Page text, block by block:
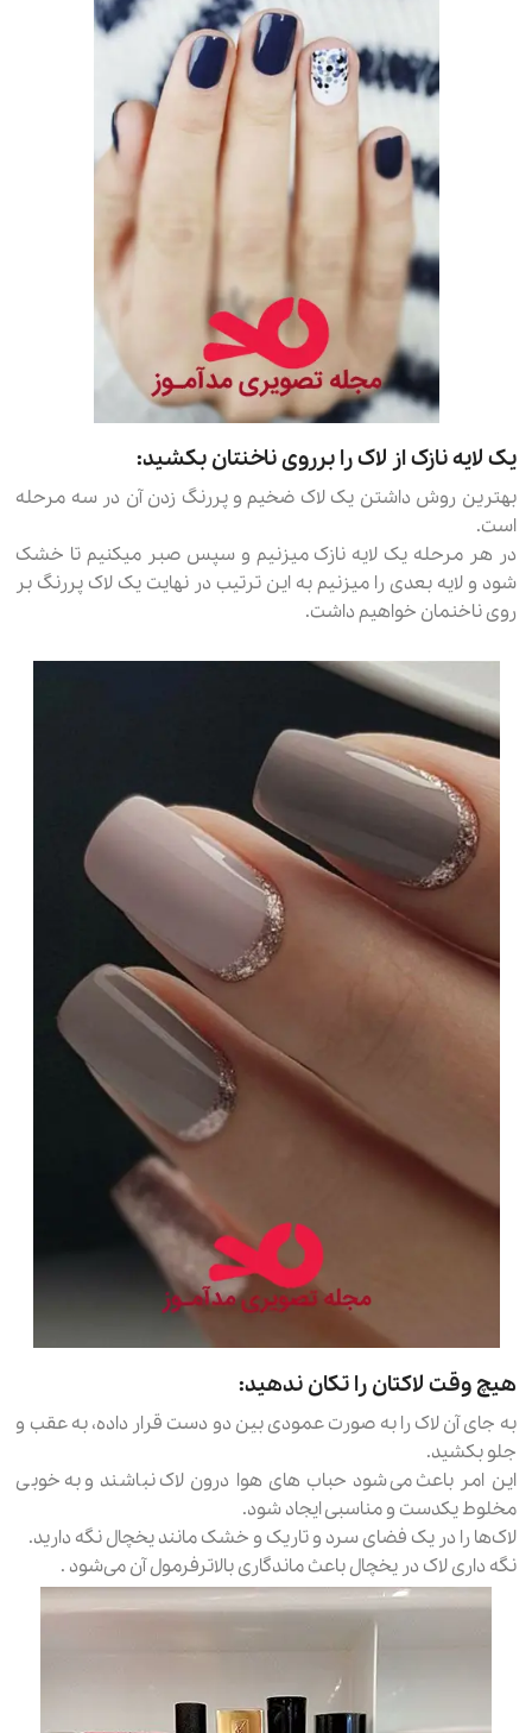
یک لایه نازک از لاک را برروی ناخنتان بکشید:
بهترین روش داشتن یک لاک ضخیم و پررنگ زدن آن در سه مرحله
است.
در هر مرحله یک لایه نازک میزنیم و سپس صبر میکنیم تا خشک
شود و لایه بعدی را میزنیم به این ترتیب در نهایت یک لاک پررنگ بر
روی ناخنمان خواهیم داشت.
هیچ وقت لاکتان را تکان ندهید:
به جای آن لاک را به صورت عمودی بین دو دست قرار داده، به عقب و
جلو بکشید.
این امر باعث می‌شود حباب های هوا درون لاک نباشند و به خوبی
مخلوط یکدست و مناسبی ایجاد شود.
لاک‌ها را در یک فضای سرد و تاریک و خشک مانند یخچال نگه دارید.
نگه داری لاک در یخچال باعث ماندگاری بالاترفرمول آن می‌شود .